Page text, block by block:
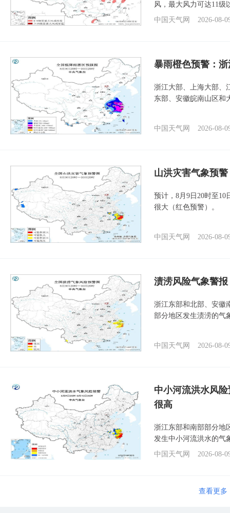
风，最大风力可达11级
中国天气网
2026-08-
暴雨橙色预警：
浙江大部、上海大部、
东部、安徽皖南山区和
中国天气网 2026-08-
山洪灾害气象预
预计，8月9日20时至
很大（红色预警）。
中国天气网 2026-08-
渍涝风险气象警
浙江东部和北部、安徽
部分地区发生渍涝的气
中国天气网 2026-08-
中小河流洪水风
很高
浙江东部和南部部分地
发生中小河流洪水的气
中国天气网
2026-08-
查看更多